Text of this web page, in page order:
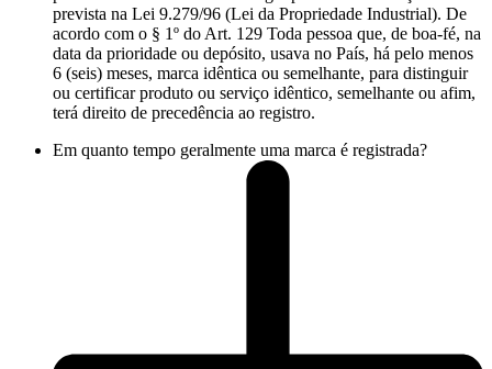
prevista na Lei 9.279/96 (Lei da Propriedade Industrial). De
acordo com o § 1º do Art. 129 Toda pessoa que, de boa-fé, na
data da prioridade ou depósito, usava no País, há pelo menos
6 (seis) meses, marca idêntica ou semelhante, para distinguir
ou certificar produto ou serviço idêntico, semelhante ou afim,
terá direito de precedência ao registro.
Em quanto tempo geralmente uma marca é registrada?